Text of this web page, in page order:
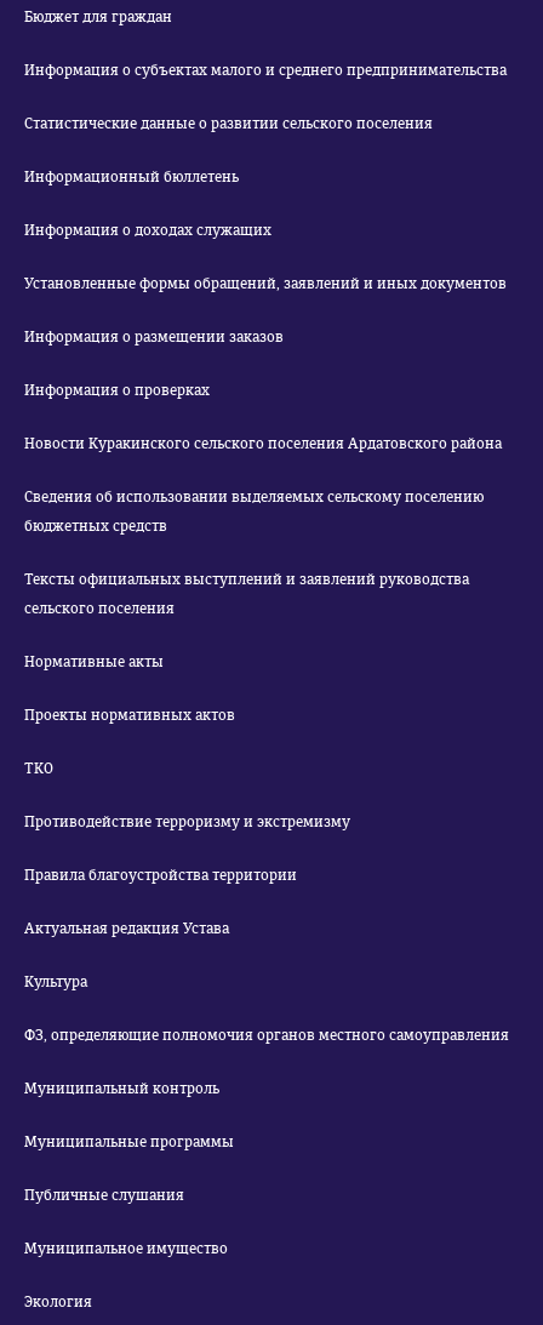
Бюджет для граждан
Информация о субъектах малого и среднего предпринимательства
Статистические данные о развитии сельского поселения
Информационный бюллетень
Информация о доходах служащих
Установленные формы обращений, заявлений и иных документов
Информация о размещении заказов
Информация о проверках
Новости Куракинского сельского поселения Ардатовского района
Сведения об использовании выделяемых сельскому поселению
бюджетных средств
Тексты официальных выступлений и заявлений руководства
сельского поселения
Нормативные акты
Проекты нормативных актов
ТКО
Противодействие терроризму и экстремизму
Правила благоустройства территории
Актуальная редакция Устава
Культура
ФЗ, определяющие полномочия органов местного самоуправления
Муниципальный контроль
Муниципальные программы
Публичные слушания
Муниципальное имущество
Экология